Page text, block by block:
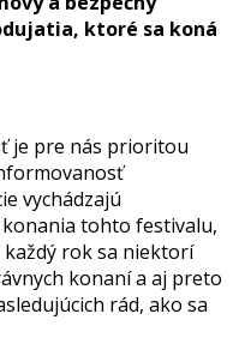
ktoré sa koná
je pre nás prioritou
vychádzajú
tohto festivalu,
rok sa niektorí
konaní a aj preto
rád, ako sa